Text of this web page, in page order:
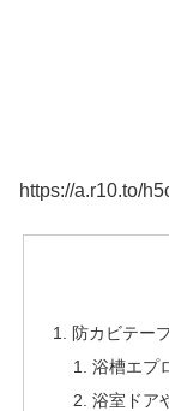
https://a.r10.to/
防カビテー
浴槽エプ
浴室ドア